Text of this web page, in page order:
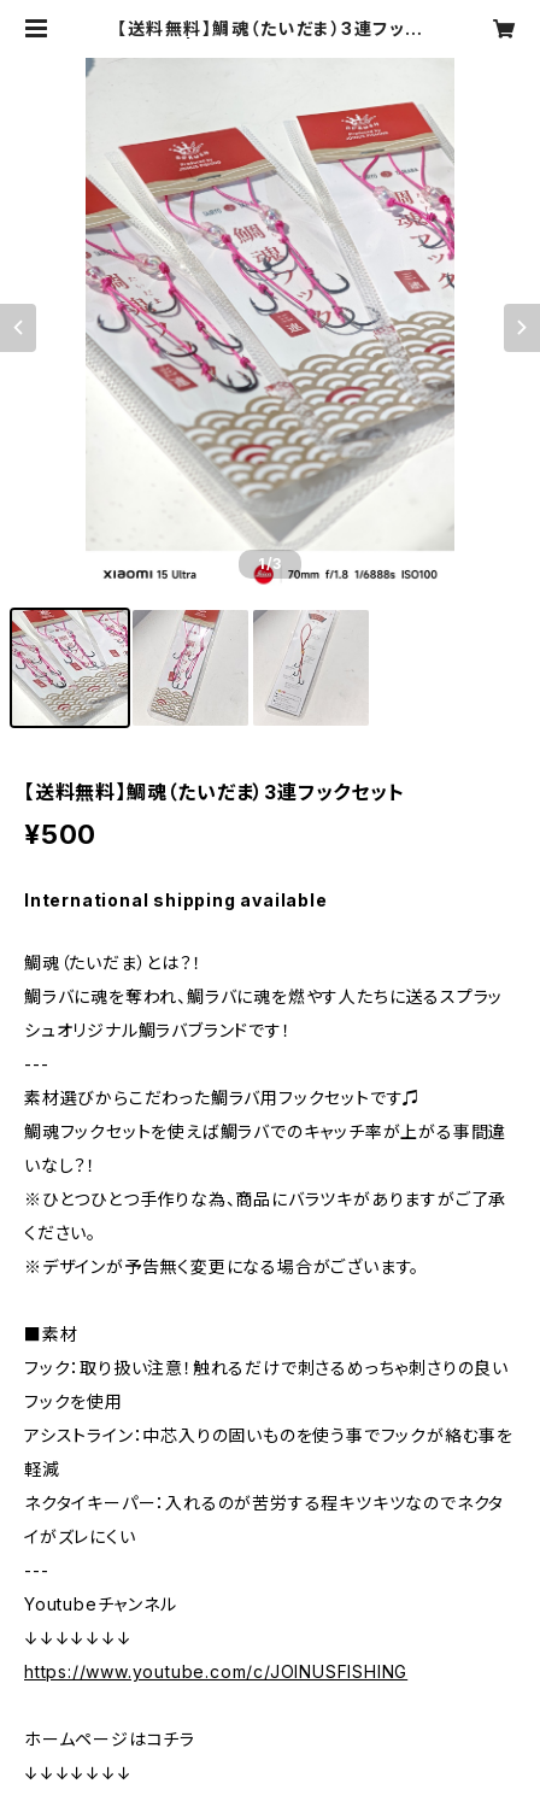
【送料無料】鯛魂（たいだま）3連フック
1/3
【送料無料】鯛魂（たいだま）3連フックセット
¥500
International shipping available
鯛魂（たいだま）とは？！
鯛ラバに魂を奪われ、鯛ラバに魂を燃やす人たちに送るスプラッ
シュオリジナル鯛ラバブランドです！
---
素材選びからこだわった鯛ラバ用フックセットです♫
鯛魂フックセットを使えば鯛ラバでのキャッチ率が上がる事間違
いなし？！
※ひとつひとつ手作りな為、商品にバラツキがありますがご了承
ください。
※デザインが予告無く変更になる場合がございます。
■素材
フック：取り扱い注意！触れるだけで刺さるめっちゃ刺さりの良い
フックを使用
アシストライン：中芯入りの固いものを使う事でフックが絡む事を
軽減
ネクタイキーパー：入れるのが苦労する程キツキツなのでネクタ
イがズレにくい
---
Youtubeチャンネル
↓↓↓↓↓↓↓
https://www.youtube.com/c/JOINUSFISHING
ホームページはコチラ
↓↓↓↓↓↓↓